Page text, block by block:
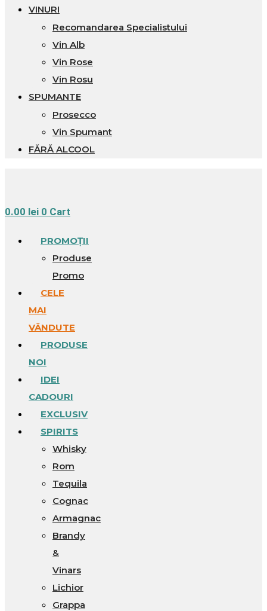
VINURI
Recomandarea Specialistului
Vin Alb
Vin Rose
Vin Rosu
SPUMANTE
Prosecco
Vin Spumant
FĂRĂ ALCOOL
0.00 lei 0 Cart
PROMOȚII
Produse
Promo
CELE
MAI
VÂNDUTE
PRODUSE
NOI
IDEI
CADOURI
EXCLUSIV
SPIRITS
Whisky
Rom
Tequila
Cognac
Armagnac
Brandy
&
Vinars
Lichior
Grappa